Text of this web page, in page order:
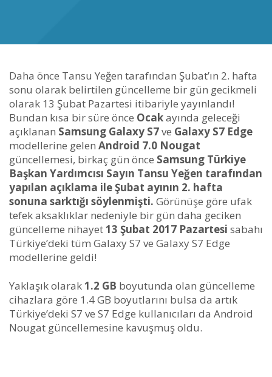
Daha önce Tansu Yeğen tarafından Şubat’ın 2. hafta
sonu olarak belirtilen güncelleme bir gün gecikmeli
olarak 13 Şubat Pazartesi itibariyle yayınlandı!
Bundan kısa bir süre önce Ocakayında geleceği
açıklanan Samsung Galaxy S7ve Galaxy S7 Edge
modellerine gelen Android 7.0 Nougat
güncellemesi, birkaç gün önce Samsung Türkiye
Başkan Yardımcısı Sayın Tansu Yeğen tarafından
yapılan açıklama ile Şubat ayının 2. hafta
sonuna sarktığı söylenmişti. Görünüşe göre ufak
tefek aksaklıklar nedeniyle bir gün daha geciken
güncelleme nihayet13 Şubat 2017 Pazartesi sabahı
Türkiye’deki tüm Galaxy S7 ve Galaxy S7 Edge
modellerine geldi!
Yaklaşık olarak1.2 GB boyutunda olan güncelleme
cihazlara göre 1.4 GB boyutlarını bulsa da artık
Türkiye’deki S7 ve S7 Edge kullanıcıları da Android
Nougat güncellemesine kavuşmuş oldu.